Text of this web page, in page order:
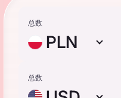
总数
PLN
总数